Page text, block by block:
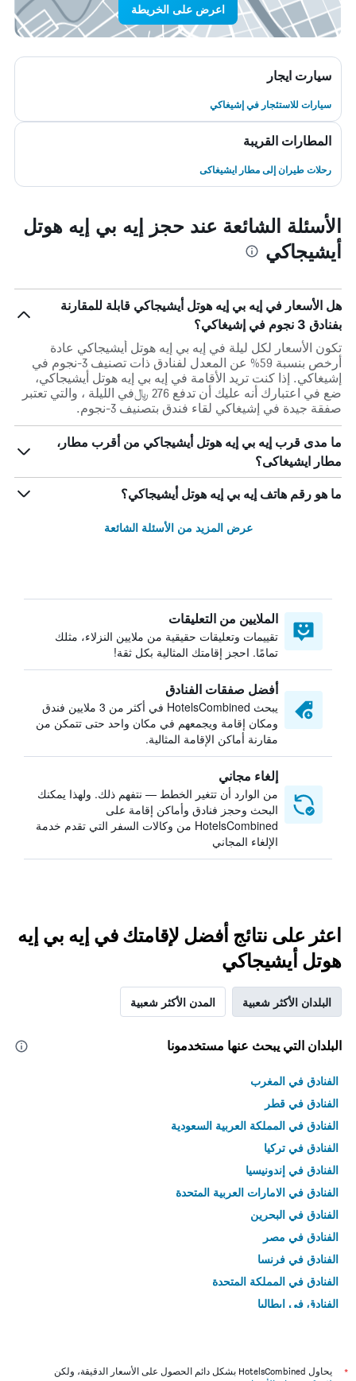
اعرض على الخريطة
سيارت ايجار
سيارات للاستئجار في إشيغاكي
المطارات القريبة
رحلات طيران إلى مطار ايشيغاكى
الأسئلة الشائعة عند حجز إيه بي إيه هوتل
أيشيجاكي
هل الأسعار في إيه بي إيه هوتل أيشيجاكي قابلة للمقارنة
بفنادق 3 نجوم في إشيغاكي؟
تكون الأسعار لكل ليلة في إيه بي إيه هوتل أيشيجاكي عادة
أرخص بنسبة 59% عن المعدل لفنادق ذات تصنيف 3-نجوم في
إشيغاكي. إذا كنت تريد الأقامة في إيه بي إيه هوتل أيشيجاكي،
ضع في اعتبارك أنه عليك أن تدفع 276 ﷼في الليلة ، والتي تعتبر
صفقة جيدة في إشيغاكي لقاء فندق بتصنيف 3-نجوم.
ما مدى قرب إيه بي إيه هوتل أيشيجاكي من أقرب مطار،
مطار ايشيغاكى؟
ما هو رقم هاتف إيه بي إيه هوتل أيشيجاكي؟
عرض المزيد من الأسئلة الشائعة
الملايين من التعليقات
تقييمات وتعليقات حقيقية من ملايين النزلاء، مثلك
تمامًا. احجز إقامتك المثالية بكل ثقة!
أفضل صفقات الفنادق
يبحث HotelsCombined في أكثر من 3 ملايين فندق
ومكان إقامة ويجمعهم في مكان واحد حتى تتمكن من
مقارنة أماكن الإقامة المثالية.
إلغاء مجاني
من الوارد أن تتغير الخطط — نتفهم ذلك. ولهذا يمكنك
البحث وحجز فنادق وأماكن إقامة على
HotelsCombined من وكالات السفر التي تقدم خدمة
الإلغاء المجاني
اعثر على نتائج أفضل لإقامتك في إيه بي إيه
هوتل أيشيجاكي
البلدان الأكثر شعبية المدن الأكثر شعبية
البلدان التي يبحث عنها مستخدمونا
الفنادق في المغرب
الفنادق في قطر
الفنادق في المملكة العربية السعودية
الفنادق في تركيا
الفنادق في إندونيسيا
الفنادق في الامارات العربية المتحدة
الفنادق في البحرين
الفنادق في مصر
الفنادق في فرنسا
الفنادق في المملكة المتحدة
الفنادق في إيطاليا
*
يحاول HotelsCombined بشكل دائم الحصول على الأسعار الدقيقة، ولكن